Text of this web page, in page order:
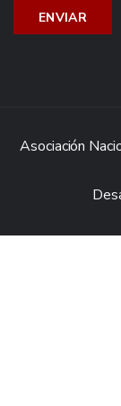
Asociación